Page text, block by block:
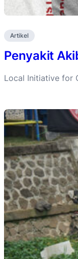
Artikel
Penyakit
Local Initiative for